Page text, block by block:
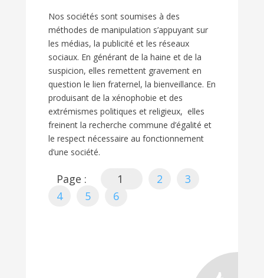
Nos sociétés sont soumises à des
méthodes de manipulation s’appuyant sur
les médias, la publicité et les réseaux
sociaux. En générant de la haine et de la
suspicion, elles remettent gravement en
question le lien fraternel, la bienveillance. En
produisant de la xénophobie et des
extrémismes politiques et religieux, elles
freinent la recherche commune d’égalité et
le respect nécessaire au fonctionnement
d’une société.
Page : 1 2
3
4
5 6